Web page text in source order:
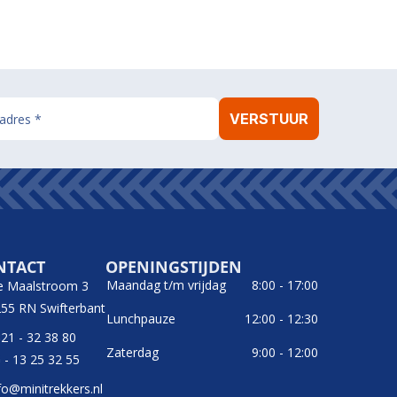
Maalstroom 3
RN Swifterbant
- 32 38 80
- 13 25 32 55
OPENINGSTIJDEN
Maandag t/m vrijdag
8:00 - 17:00
Lunchpauze
12:00 - 12:30
Zaterdag
9:00 - 12:00